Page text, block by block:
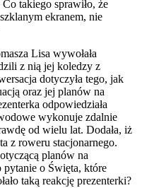
takiego sprawiło, że
ekranem, nie
Lisa wywołała
z nią jej koledzy z
dotyczyła tego, jak
oraz jej planów na
odpowiedziała
wykonuje zdalnie
od wielu lat. Dodała, iż
z roweru stacjonarnego.
planów na
pytanie o Święta, które
taką reakcję prezenterki?